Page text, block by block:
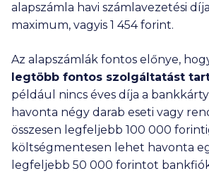
alapszámla havi számlavezetési
maximum, vagyis 1 454forint.
Az alapszámlák fontos előnye,
legtöbb fontos szolgáltatást
például nincs éves díja a
havonta négy darab eseti vagy
összesen legfeljebb 100 000
költségmentesen lehet havonta
legfeljebb 50 000 forintot